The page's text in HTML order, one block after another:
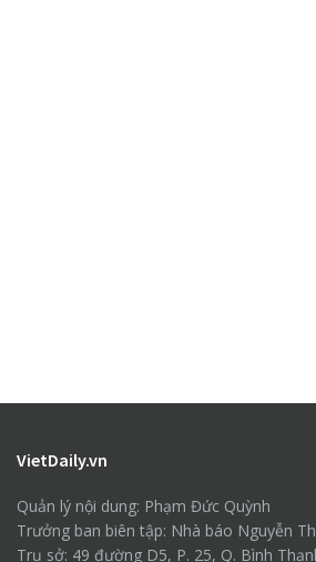
VietDaily.vn
Quản lý nội dung: Phạm Đức Quỳnh
Trưởng ban biên tập: Nhà báo Nguyễn
Trụ sở: 49 đường D5, P. 25, Q. Bình